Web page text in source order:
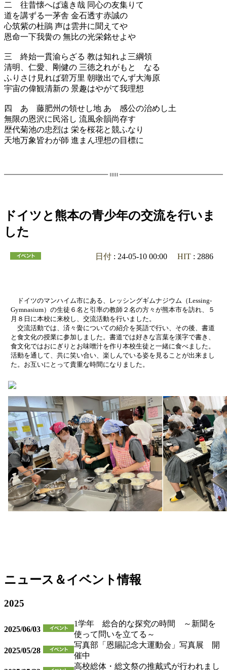
二 往昔懐へば遠き哉 同心の友集りて
道を講ずる一茅舎 金石透す赤誠の
心筑紫の杜鵑 声は雲井に聞えてや
恩命一下我黌の 無比の光栄銘せよや
三 終始一貫渝らざる 教は知れよ三綱領
清明、仁愛、剛健の 三徳之れがもとゝなる
ふりさけ見れば碧万里 朝暾出でんず大海原
宇宙の偉観清新の 景趣はやがて我理想
四 あゝ藤肥州の領せし地 あゝ感公の治めし土
無限の恩沢に民浴し 流風余韻尚存す
歴代菊池の忠烈は 栄を桜花と競ふなり
天地万象皆わが師 進まん理想の目標に
ドイツと熊本の青少年の交流を行いま
した
日付 : 24-05-10 00:00 HIT : 2886
ドイツのマンハイム市にある、レッシングギムナジウム（Lessing-
Gymnasium）の生徒６名と引率の教師２名の方々が熊本市を訪れ、５
月８日に本校に来校し、交流活動を行いました。
交流活動では、済々黌についての紹介を英語で行い、その後、書道
と食文化の授業に参加しました。書道では好きな言葉を漢字で書き、
食文化ではおにぎりとお味噌汁を作り本校生徒と一緒に食べました。
活動を通して、共に笑い合い、楽しんでいる姿を見ることが出来まし
た。お互いにとって貴重な時間になりました。
ニュース＆イベント情報
2025
2025/06/03
1学年 総合的な探究の時間 ～新聞を
使って問いを立てる～
2025/05/28
写真部「恩賜記念大運動会」写真展 開
催中
高校総体・総文祭の推戴式が行われまし